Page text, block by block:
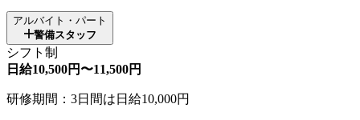
アルバイト・パート
警備スタッフ
シフト制
日給10,500円〜11,500円
研修期間：3日間は日給10,000円